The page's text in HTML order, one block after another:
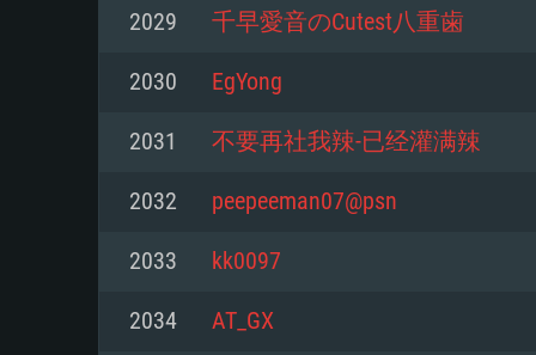
Минимальные
ОС: Windows 10 (64 bit)
Процессор: Dual-Core 2.2 GHz
Минимальные
Операционная система: Mac
Процессор: Core i5, минимум
не поддерживается)
Оперативная память: 6 Гб
Минимальные
Операционная система:
дистрибутивы Linux 64bit
Процессор: Dual-Core 2.4 ГГц
Оперативная память: 4 Гб
2029 千早愛音のCutest八重歯
2030 EgYong
2031 不要再社我辣-已经灌满辣
2032 peepeeman07@psn
2033 kk0097
2034 AT_GX